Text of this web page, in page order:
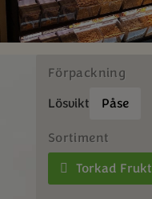
Förpackning
Lösvikt
Påse
Sortiment
Torkad Frukt